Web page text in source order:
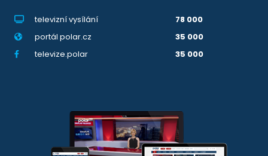
televizní vysílání
78 000
portál polar.cz
35 000
televize.polar
35 000